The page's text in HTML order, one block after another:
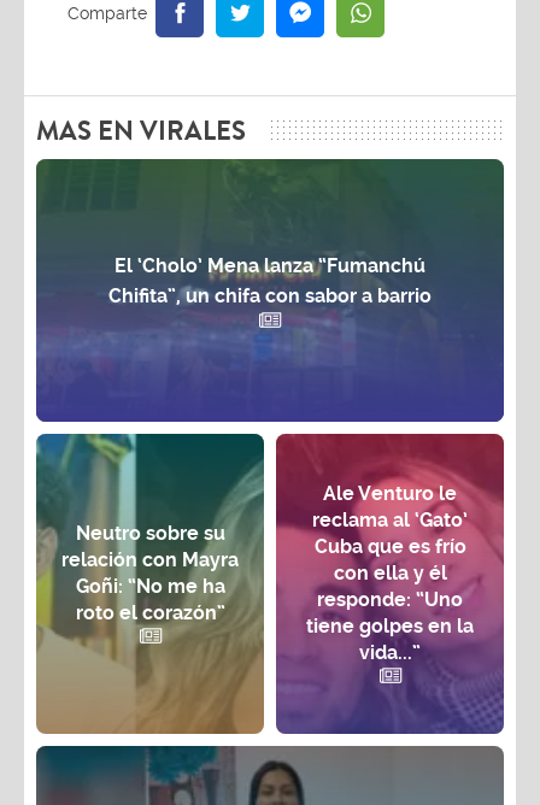
MAS EN VIRALES
El ‘Cholo’ Mena lanza “Fumanchú
Chifita”, un chifa con sabor a barrio
Neutro sobre su
relación con Mayra
Goñi: “No me ha
roto el corazón”
Ale Venturo le
reclama al ‘Gato’
Cuba que es frío
con ella y él
responde: “Uno
tiene golpes en la
vida...”